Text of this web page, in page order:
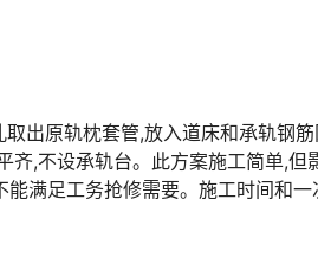
出原轨枕套管,放入道床和承轨钢
齐,不设承轨台。此方案施工简单,但
满足工务抢修需要。施工时间和一